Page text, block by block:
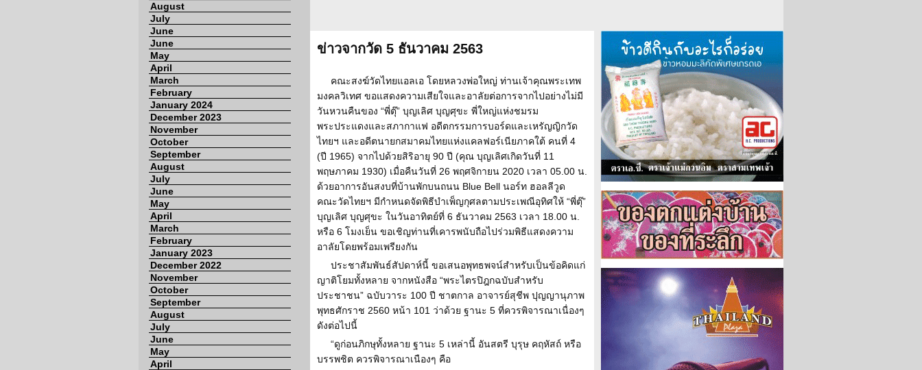
August
July
June
June
May
April
March
February
January 2024
December 2023
November
October
September
August
July
June
May
April
March
February
January 2023
December 2022
November
October
September
August
July
June
May
April
ข่าวจากวัด 5 ธันวาคม 2563
คณะสงฆ์วัดไทยแอลเอ โดยหลวงพ่อใหญ่ ท่านเจ้าคุณพระเทพ
มงคลวิเทศ ขอแสดงความเสียใจและอาลัยต่อการจากไปอย่างไม่มี
วันหวนคืนของ “พี่ตุ๊” บุญเลิศ บุญศุขะ พี่ใหญ่แห่งชมรม
พระประแดงและสภากาแฟ อดีตกรรมการบอร์ดและเหรัญญิกวัด
ไทยฯ และอดีตนายกสมาคมไทยแห่งแคลฟอร์เนียภาคใต้ คนที่ 4
(ปี 1965) จากไปด้วยสิริอายุ 90 ปี (คุณ บุญเลิศเกิดวันที่ 11
พฤษภาคม 1930) เมื่อคืนวันที่ 26 พฤศจิกายน 2020 เวลา 05.00 น.
ด้วยอาการอันสงบที่บ้านพักบนถนน Blue Bell นอร์ท ฮอลลีวูด
คณะวัดไทยฯ มีกำหนดจัดพิธีบำเพ็ญกุศลตามประเพณีอุทิศให้ “พี่ตุ๊”
บุญเลิศ บุญศุขะ ในวันอาทิตย์ที่ 6 ธันวาคม 2563 เวลา 18.00 น.
หรือ 6 โมงเย็น ขอเชิญท่านที่เคารพนับถือไปร่วมพิธีแสดงความ
อาลัยโดยพร้อมเพรียงกัน
ประชาสัมพันธ์สัปดาห์นี้ ขอเสนอพุทธพจน์สำหรับเป็นข้อคิดแก่
ญาติโยมทั้งหลาย จากหนังสือ “พระไตรปิฎกฉบับสำหรับ
ประชาชน” ฉบับวาระ 100 ปี ชาตกาล อาจารย์สุชีพ ปุญญานุภาพ
พุทธศักราช 2560 หน้า 101 ว่าด้วย ฐานะ 5 ที่ควรพิจารณาเนื่องๆ
ดังต่อไปนี้
“ดูก่อนภิกษุทั้งหลาย ฐานะ 5 เหล่านี้ อันสตรี บุรุษ คฤหัสถ์ หรือ
บรรพชิต ควรพิจารณาเนืองๆ คือ